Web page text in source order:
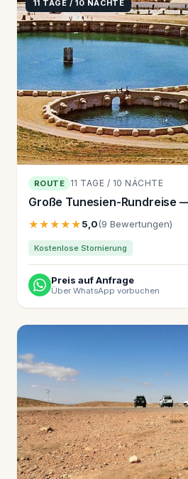
11 TAGE / 10 NÄCHTE
ROUTE 11 TAGE / 10 NÄCHTE
Große Tunesien-Rundreise
★★★★★5,0(9 Bewertungen)
Kostenlose Stornierung
Preis auf Anfrage
Über WhatsApp vorbuchen